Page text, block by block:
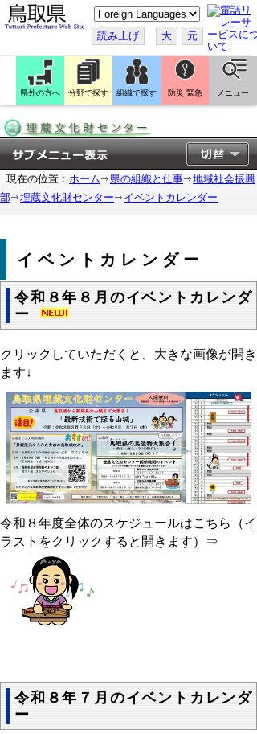
こ
の
ペ
ー
ジ
翻
訳
す
読み上げ 大 元
県外の方へ 分野で探す 組織で探す 防災 緊急 メニュー
現在の位置： ホーム 県の組織と仕事
地域社会振興
部
埋蔵文化財センター イベントカレンダー
イベントカレンダー
令和８年８月のイベントカレンダ
ー
クリックしていただくと、大きな画像が開き
ます↓
令和８年度全体のスケジュールはこちら（イ
ラストをクリックすると開きます）⇒
令和８年７月のイベントカレンダ
ー